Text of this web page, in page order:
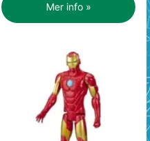
Mer info »